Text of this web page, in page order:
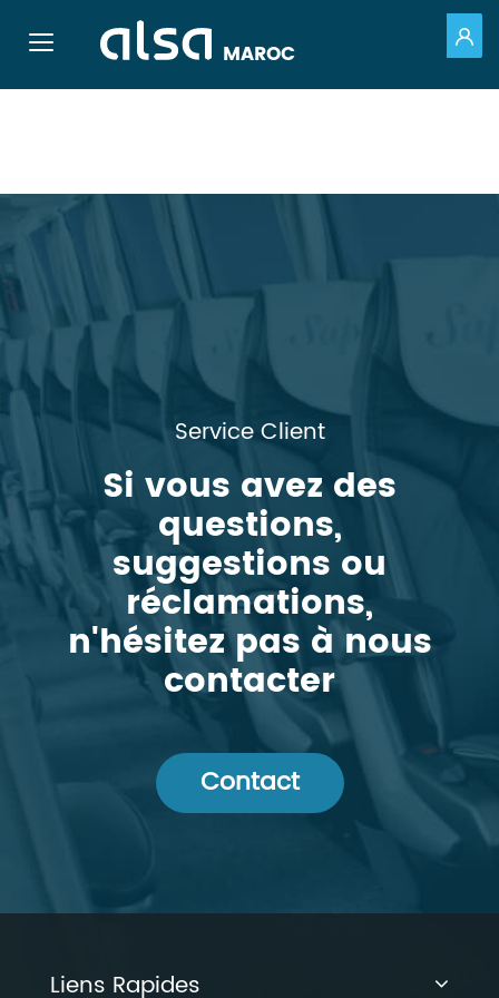
Toggle navigation MAROC
Service Client
Si vous avez des
questions,
suggestions ou
réclamations,
n'hésitez pas à nous
contacter
Contact
Liens Rapides